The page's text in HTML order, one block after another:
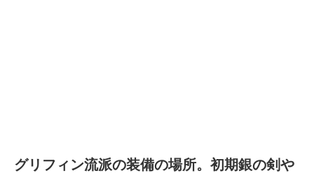
グリフィン流派の装備の場所。初期銀の剣や